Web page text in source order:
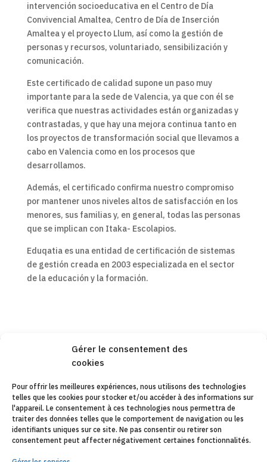
Gérer le consentement des
cookies
Pour offrir les meilleures expériences, nous utilisons des technologies
telles que les cookies pour stocker et/ou accéder à des informations sur
l'appareil. Le consentement à ces technologies nous permettra de
traiter des données telles que le comportement de navigation ou les
identifiants uniques sur ce site. Ne pas consentir ou retirer son
consentement peut affecter négativement certaines fonctionnalités.
intervención socioeducativa en el Centro de Día
Convivencial Amaltea, Centro de Día de Inserción
Amaltea y el proyecto Llum, así como la gestión de
personas y recursos, voluntariado, sensibilización y
comunicación.
Este certificado de calidad supone un paso muy
importante para la sede de Valencia, ya que con él se
verifica que nuestras actividades están organizadas y
contrastadas, y que hay una mejora continua tanto en
los proyectos de transformación social que llevamos a
cabo en Valencia como en los procesos que
desarrollamos.
Además, el certificado confirma nuestro compromiso
por mantener unos niveles altos de satisfacción en los
menores, sus familias y, en general, todas las personas
que se implican con Itaka- Escolapios.
Eduqatia es una entidad de certificación de sistemas
de gestión creada en 2003 especializada en el sector
de la educación y la formación.
Copyleft 2025
AVIS JURIDIQUE
POLÍTIQUE DE CONFIDENTIALITÉ